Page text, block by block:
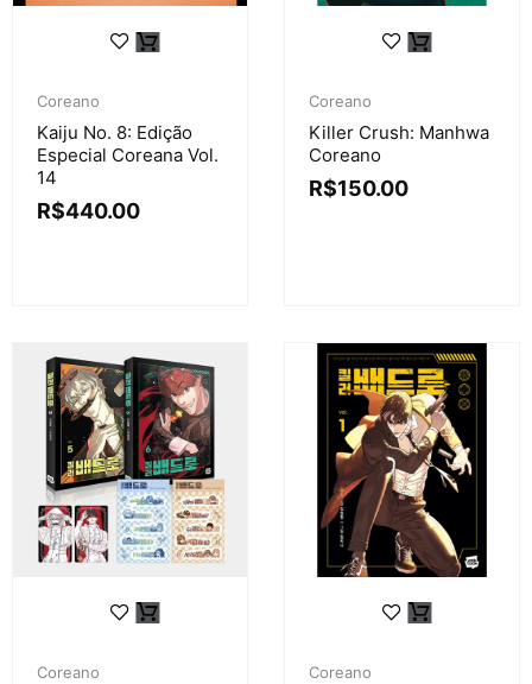
Coreano
Kaiju No. 8: Edição
Especial Coreana Vol.
14
R$440.00
Coreano
Killer Crush: Manhwa
Coreano
R$150.00
Coreano Coreano